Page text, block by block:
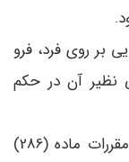
بر روی فرد، فرو
نظیر آن در حکم
تبصره2ـ در مواردی که اسیدپاشی مشمول مقررات ماده (286)